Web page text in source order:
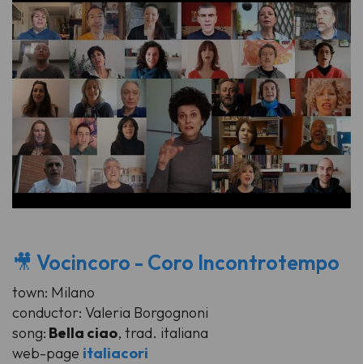
🎥 Vocincoro - Coro Incontrotempo
town: Milano
conductor: Valeria Borgognoni
song: Bella ciao, trad. italiana
web-page italiacori